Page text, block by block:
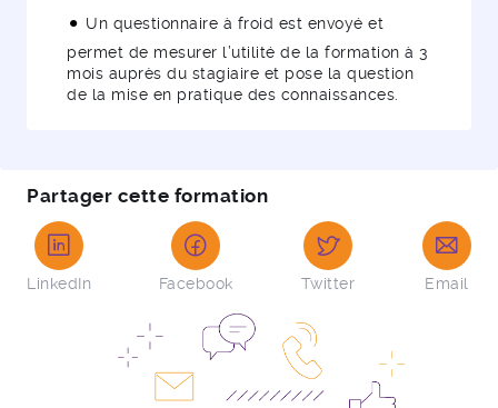
Un questionnaire à froid est envoyé et
permet de mesurer l’utilité de la formation à 3
mois auprès du stagiaire et pose la question
de la mise en pratique des connaissances.
Partager cette formation
LinkedIn Facebook Twitter Email